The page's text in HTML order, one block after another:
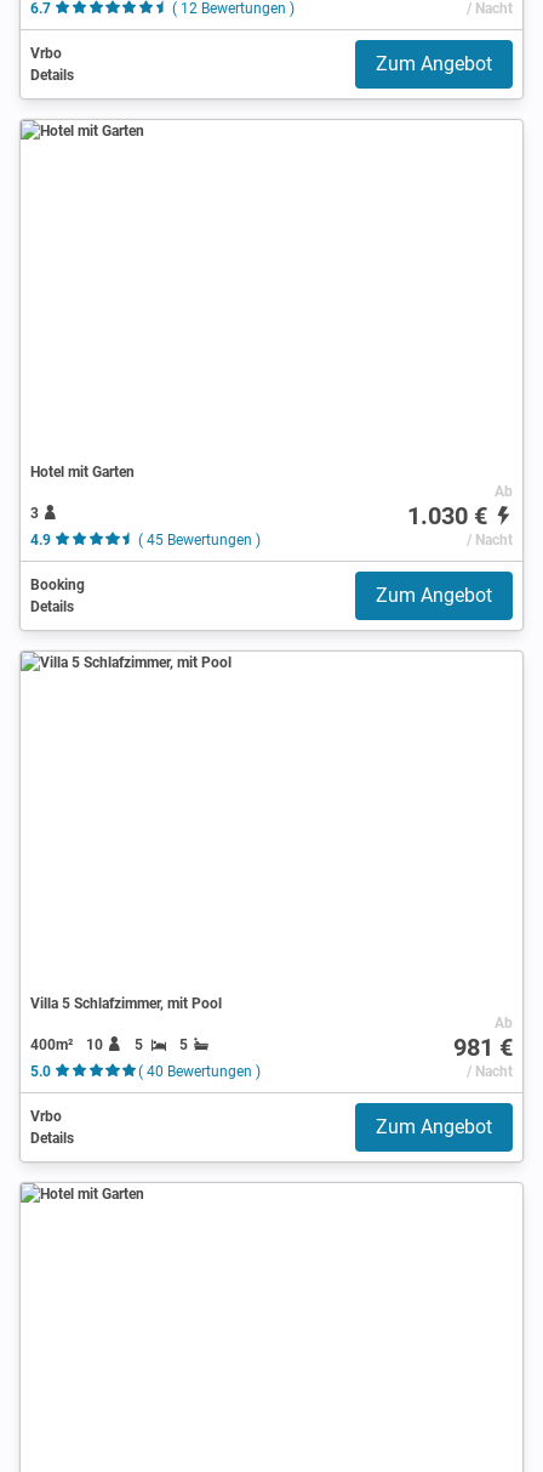
6.7 ( 12 Bewertungen ) / Nacht
Vrbo
Details
Zum Angebot
Hotel mit Garten
3
4.9
( 45 Bewertungen )
Ab
1.030 €
/ Nacht
Booking
Details
Zum Angebot
Villa 5 Schlafzimmer, mit Pool
400m² 10 5
5
5.0
( 40 Bewertungen )
Ab
981 €
/ Nacht
Vrbo
Details
Zum Angebot